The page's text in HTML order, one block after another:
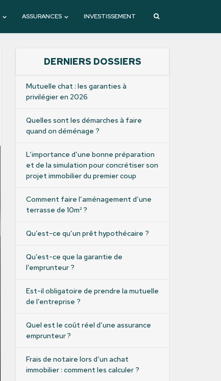
ASSURANCES INVESTISSEMENT
DERNIERS DOSSIERS
Mutuelle chat : les garanties à
privilégier en 2026
Quelles sont les démarches à faire
quand on déménage ?
L’importance d’une bonne préparation
et de la simulation pour concrétiser son
projet immobilier du premier coup
Comment faire l’aménagement d’une
terrasse de 10m² ?
Qu’est-ce qu’un prêt hypothécaire ?
Qu’est-ce que la garantie de
l’emprunteur ?
Est-il obligatoire de prendre la mutuelle
de l’entreprise ?
Quel est le coût réel d’une assurance
emprunteur ?
Frais de notaire lors d’un achat
immobilier : comment les calculer ?